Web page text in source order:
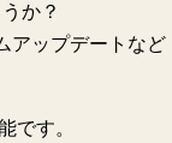
か？
アップデートなど
です。